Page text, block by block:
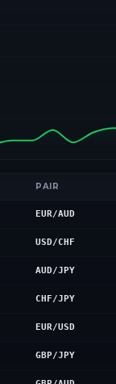
PAIR
EUR/AUD
USD/CHF
AUD/JPY
CHF/JPY
EUR/USD
GBP/JPY